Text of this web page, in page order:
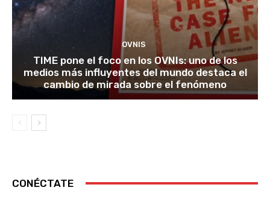
OVNIS
TIME pone el foco en los OVNIs: uno de los
medios más influyentes del mundo destaca el
cambio de mirada sobre el fenómeno
CONÉCTATE